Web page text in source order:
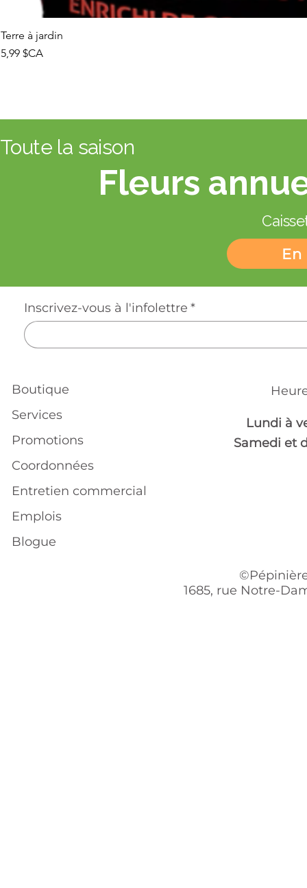
Terre à jardin
Prix
5,99 $CA
Fleurs
Toute la saison
Inscrivez-vous à l'infolettre *
Boutique
Services
Promotions
Coordonnées
Entretien commercial
Emplois
Blogue
Lundi à
Samedi et
1685, rue Notre-